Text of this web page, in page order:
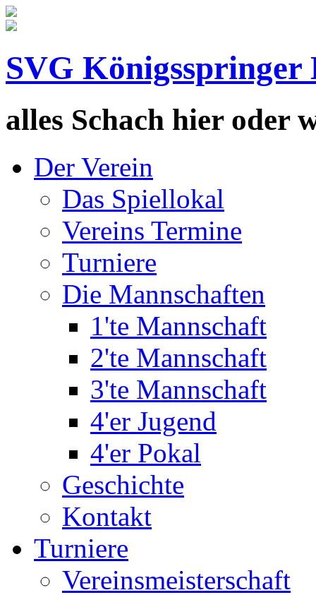
SVG Königsspringer
alles Schach hier oder
Der Verein
Das Spiellokal
Vereins Termine
Turniere
Die Mannschaften
1'te Mannschaft
2'te Mannschaft
3'te Mannschaft
4'er Jugend
4'er Pokal
Geschichte
Kontakt
Turniere
Vereinsmeisterschaft